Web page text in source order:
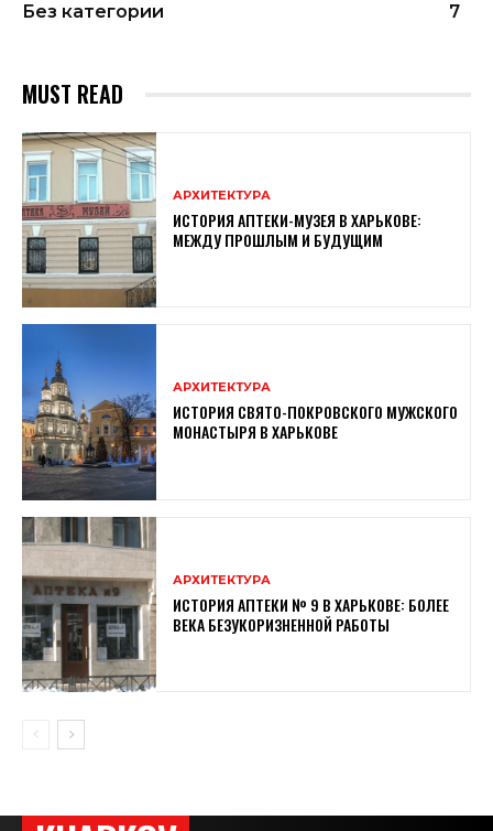
Без категории
7
MUST READ
АРХИТЕКТУРА
ИСТОРИЯ АПТЕКИ-МУЗЕЯ В ХАРЬКОВЕ:
МЕЖДУ ПРОШЛЫМ И БУДУЩИМ
АРХИТЕКТУРА
ИСТОРИЯ СВЯТО-ПОКРОВСКОГО МУЖСКОГО
МОНАСТЫРЯ В ХАРЬКОВЕ
АРХИТЕКТУРА
ИСТОРИЯ АПТЕКИ № 9 В ХАРЬКОВЕ: БОЛЕЕ
ВЕКА БЕЗУКОРИЗНЕННОЙ РАБОТЫ